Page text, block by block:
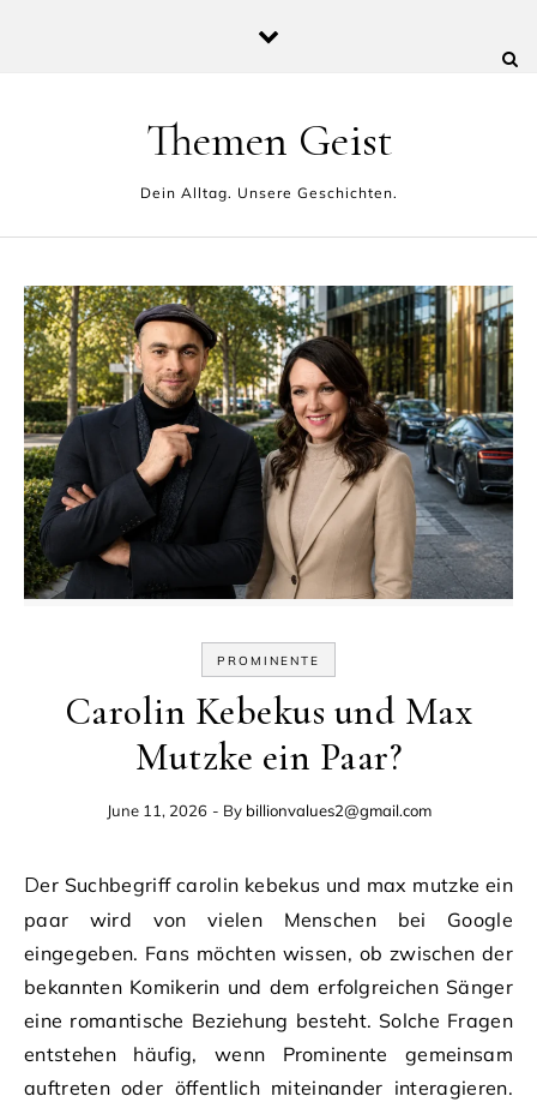
Themen Geist
Dein Alltag. Unsere Geschichten.
PROMINENTE
Carolin Kebekus und Max
Mutzke ein Paar?
June 11, 2026 - By billionvalues2@gmail.com
Der Suchbegriff carolin kebekus und max mutzke ein
paar wird von vielen Menschen bei Google
eingegeben. Fans möchten wissen, ob zwischen der
bekannten Komikerin und dem erfolgreichen Sänger
eine romantische Beziehung besteht. Solche Fragen
entstehen häufig, wenn Prominente gemeinsam
auftreten oder öffentlich miteinander interagieren.